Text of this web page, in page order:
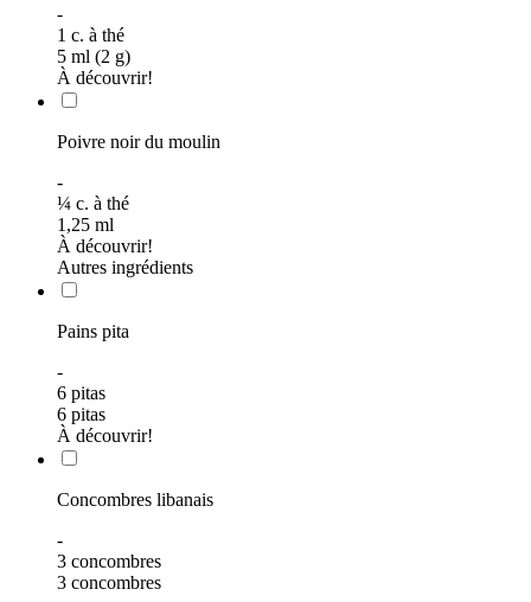
-
1 c. à thé
5 ml (2 g)
À découvrir!
Poivre noir du moulin
-
¼ c. à thé
1,25 ml
À découvrir!
Autres ingrédients
Pains pita
-
6 pitas
6 pitas
À découvrir!
Concombres libanais
-
3 concombres
3 concombres